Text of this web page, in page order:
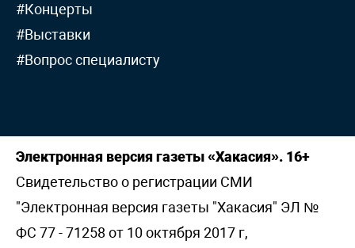
#Концерты
#Выставки
#Вопрос специалисту
Электронная версия газеты «Хакасия». 16+
Свидетельство о регистрации СМИ
"Электронная версия газеты "Хакасия" ЭЛ №
ФС 77 - 71258 от 10 октября 2017 г,